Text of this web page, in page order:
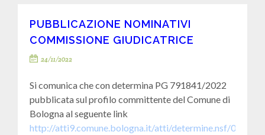
PUBBLICAZIONE NOMINATIVI
COMMISSIONE GIUDICATRICE
24/11/2022
Si comunica che con determina PG 791841/2022
pubblicata sul profilo committente del Comune di
Bologna al seguente link
http://atti9.comune.bologna.it/atti/determine.nsf/0/